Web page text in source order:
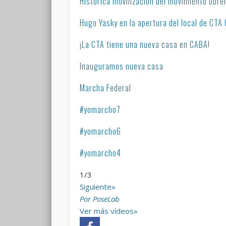
Hugo Yasky en la apertura del local de CTA
¡La CTA tiene una nueva casa en CABA!
Inauguramos nueva casa
Marcha Federal
#yomarcho7
#yomarcho6
#yomarcho4
1/3
Siguiente»
Por PoseLab
Ver más vídeos»